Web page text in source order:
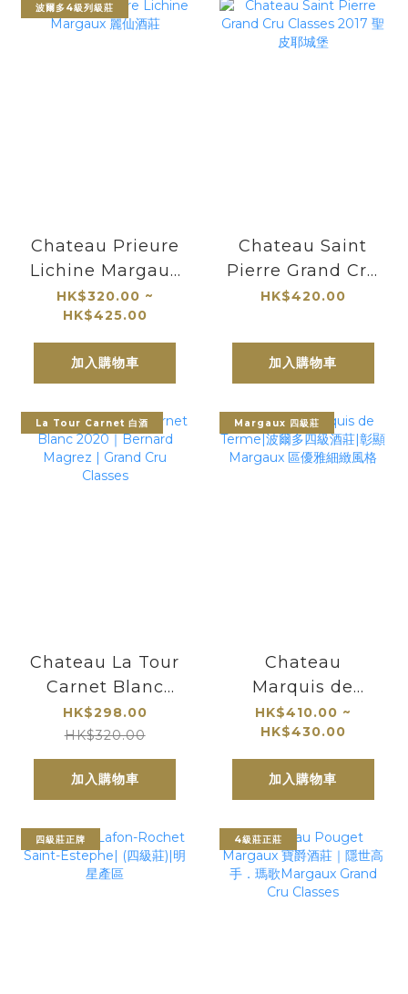
波爾多4級列級莊
Chateau Prieure
Lichine Margaux
麗仙酒莊
HK$320.00 ~
HK$425.00
加入購物車
Chateau Saint
Pierre Grand Cru
Classes 2017 聖皮
HK$420.00
加入購物車
La Tour Carnet 白酒
Chateau La Tour
Carnet Blanc
2020｜Bernard
Magrez | Grand
Cru Classes
HK$298.00
HK$320.00
加入購物車
Margaux 四級莊
Chateau
Marquis de
Terme|波爾多四級
酒莊|彰顯
Margaux 區優雅
細緻風格
HK$410.00 ~
HK$430.00
加入購物車
四級莊正牌 4級莊正莊